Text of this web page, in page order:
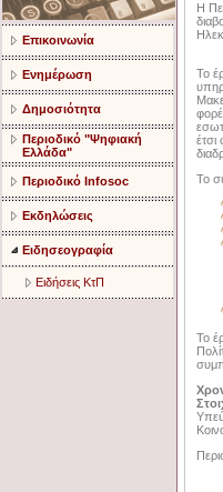
Επικοινωνία
Ενημέρωση
Δημοσιότητα
Περιοδικό "Ψηφιακή
Ελλάδα"
Περιοδικό Infosoc
Εκδηλώσεις
Ειδησεογραφία
Ειδήσεις ΚτΠ
H
Το
Το
Το